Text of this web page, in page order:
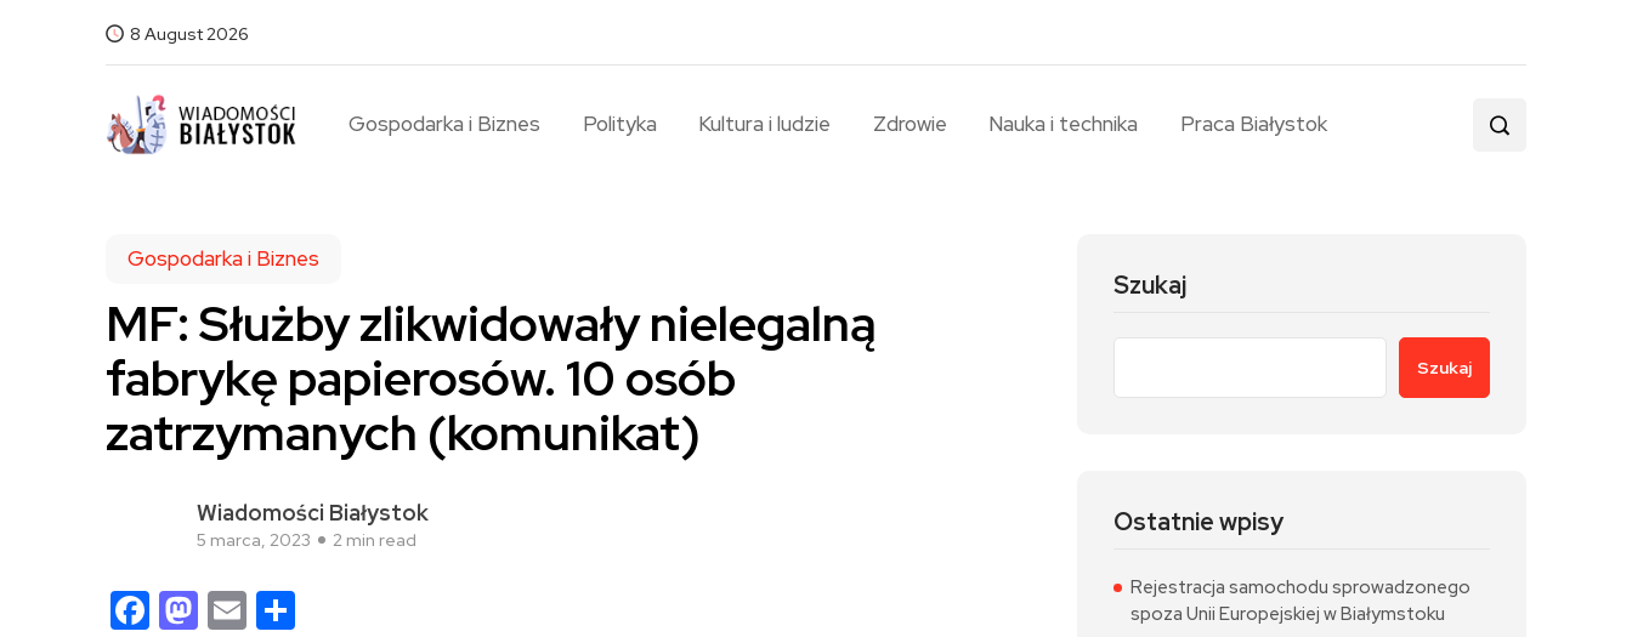
8 August 2026
Gospodarka i Biznes Polityka Kultura i ludzie Zdrowie Nauka i technika Praca Białystok
Gospodarka i Biznes
MF: Służby zlikwidowały nielegalną
fabrykę papierosów. 10 osób
zatrzymanych (komunikat)
Wiadomości Białystok
5 marca, 2023 2 min read
Facebook
Mastodon
Email
Szukaj
Szukaj
Ostatnie wpisy
Rejestracja samochodu sprowadzonego
spoza Unii Europejskiej w Białymstoku